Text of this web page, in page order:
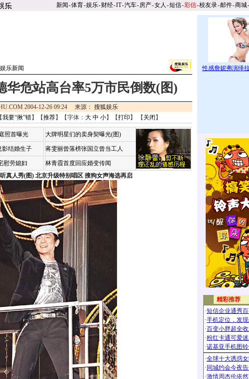
新闻-体育-娱乐-财经-IT-汽车-房产-女人 -短信-彩信-校友录-邮件-商城-
乐新闻
华危站高台率5万市民倒数(图)
2004-12-26 09:24 来源： 搜狐娱乐
我要“揪”错】【推荐】【字体： 大 中 小】【打印 】 【 关闭 】
照首曝光
影结婚生子
慰劳媳妇
大牌明星们的卖身契曝光(图)
蒋雯丽曾落榜张国立曾当工人
林青霞首度回应婚变传闻
真人秀(图) 北京升级特别唱区 搜狗女声海选再启